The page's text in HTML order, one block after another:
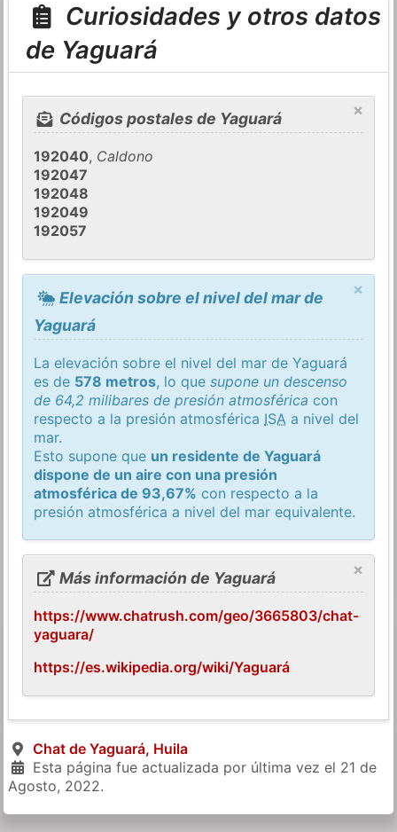
Curiosidades y otros datos
de Yaguará
×
Códigos postales de Yaguará
192040, Caldono
192047
192048
192049
192057
×
Elevación sobre el nivel del mar de
Yaguará
La elevación sobre el nivel del mar de Yaguará
es de 578 metros, lo quesupone un descenso
de 64,2 milibares de presión atmosférica con
respecto a la presión atmosférica ISA a nivel del
mar.
Esto supone que un residente de Yaguará
dispone de un aire con una presión
atmosférica de 93,67% con respecto a la
presión atmosférica a nivel del mar equivalente.
×
Más información de Yaguará
https://www.chatrush.com/geo/3665803/chat-
yaguara/
https://es.wikipedia.org/wiki/Yaguará
Chat de Yaguará, Huila
Esta página fue actualizada por última vez el 21 de
Agosto, 2022.